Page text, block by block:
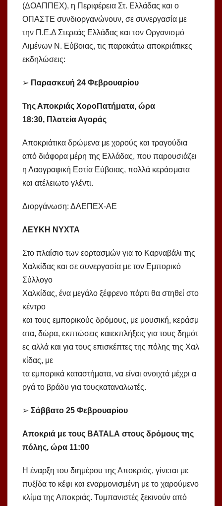
(ΔΟΑΠΠΕΧ), η Περιφέρεια Στ. Ελλάδας και ο
ΟΠΑΣΤΕ συνδιοργανώνουν, σε συνεργασία με
την Π.Ε.Δ Στερεάς Ελλάδας και τον Οργανισμό
Λιμένων Ν. Εύβοιας, τις παρακάτω αποκριάτικες
εκδηλώσεις:
➢ Παρασκευή 24 Φεβρουαρίου
Της Αποκριάς ΧοροΠατήματα, ώρα
18:30, Πλατεία Αγοράς
Αποκριάτικα δρώμενα με χορούς και τραγούδια
από διάφορα μέρη της Ελλάδας, που παρουσιάζει
η Λαογραφική Εστία Εύβοιας, πολλά κεράσματα
και ατέλειωτο γλέντι.
Διοργάνωση: ΔΑΕΠΕΧ-ΑΕ
ΛΕΥΚΗ ΝΥΧΤΑ
Στο πλαίσιο των εορτασμών για το Καρναβάλι της
Χαλκίδας και σε συνεργασία με τον Εμπορικό
Σύλλογο
Χαλκίδας, ένα μεγάλο ξέφρενο πάρτι θα στηθεί στο
κέντρο
και τους εμπορικούς δρόμους, με μουσική, κεράσμ
ατα, δώρα, εκπτώσεις καιεκπλήξεις για τους δημότ
ες αλλά και για τους επισκέπτες της πόλης της Χαλ
κίδας, με
τα εμπορικά καταστήματα, να είναι ανοιχτά μέχρι α
ργά το βράδυ για τουςκαταναλωτές.
➢ Σάββατο 25 Φεβρουαρίου
Αποκριά με τους BATALA στους δρόμους της
πόλης, ώρα 11:00
Η έναρξη του διημέρου της Αποκριάς, γίνεται με
πυξίδα το κέφι και εναρμονισμένη με το χαρούμενο
κλίμα της Αποκριάς. Τυμπανιστές ξεκινούν από